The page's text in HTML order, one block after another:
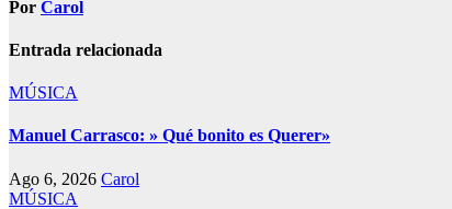
Por Carol
Entrada relacionada
MÚSICA
Manuel Carrasco: » Qué bonito es Querer»
Ago 6, 2026 Carol
MÚSICA